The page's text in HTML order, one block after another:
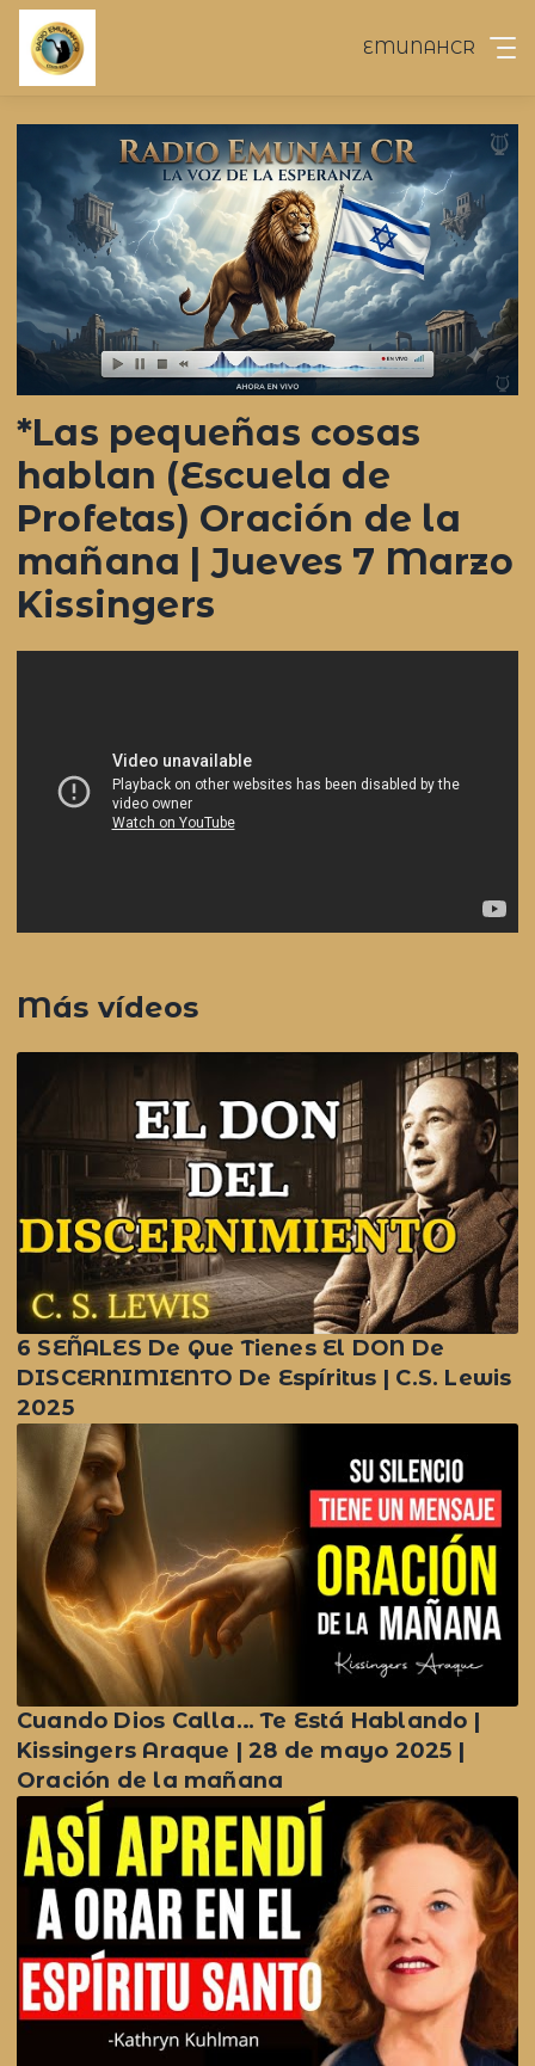
EMUNAHCR
*Las pequeñas cosas
hablan (Escuela de
Profetas) Oración de la
mañana | Jueves 7 Marzo
Kissingers
Más vídeos
6 SEÑALES De Que Tienes El DON De
DISCERNIMIENTO De Espíritus | C.S. Lewis
2025
Cuando Dios Calla… Te Está Hablando |
Kissingers Araque | 28 de mayo 2025 |
Oración de la mañana